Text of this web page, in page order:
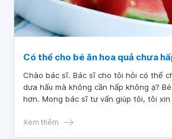
Có thể cho bé ăn hoa quả chưa
Chào bác sĩ. Bác sĩ cho tôi hỏi có thể
dưa hấu mà không cần hấp không ạ?
hơn. Mong bác sĩ tư vấn giúp tôi, tôi xin
Xem thêm